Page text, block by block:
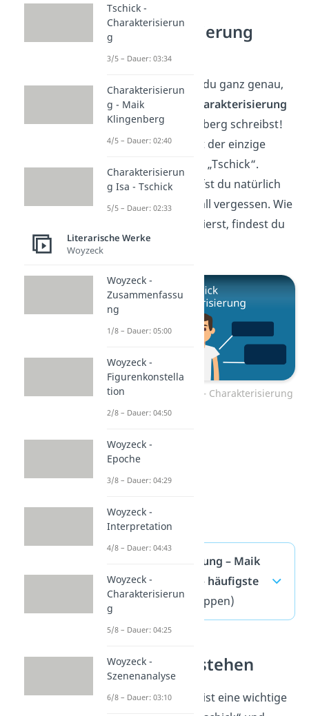
Charakterisierung
Tschick
Super! Jetzt weißt du ganz genau,
was du in einer
Charakterisierung
über Maik Klingenberg schreibst!
Aber Maik ist nicht der einzige
in „Tschick“.
Tschickselbst darfst du natürlich
auch auf keinen Fall vergessen. Wie
du ihn charakterisierst, findest du
hierheraus!
Zum Video: Tschick – Charakterisierung
Charakterisierung – Maik
Klingenberg — häufigste
Fragen (ausklappen)
Figuren verstehen
Maik Klingenberg ist eine wichtige
Tschick -
Charakterisierun
g
3/5 – Dauer: 03:34
Charakterisierun
g - Maik
Klingenberg
4/5 – Dauer: 02:40
Charakterisierun
g Isa - Tschick
5/5 – Dauer: 02:33
Literarische Werke
Woyzeck
Woyzeck -
Zusammenfassu
ng
1/8 – Dauer: 05:00
Woyzeck -
Figurenkonstella
tion
2/8 – Dauer: 04:50
Woyzeck -
Epoche
3/8 – Dauer: 04:29
Woyzeck -
Interpretation
4/8 – Dauer: 04:43
Woyzeck -
Charakterisierun
g
5/8 – Dauer: 04:25
Woyzeck -
Szenenanalyse
6/8 – Dauer: 03:10